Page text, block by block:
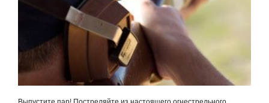
Выпустите пар! Постреляйте из настоящего огнестрельного